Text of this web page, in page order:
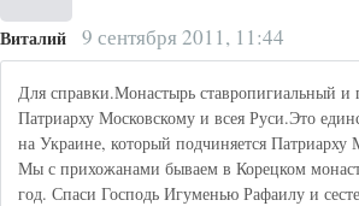
Виталий 9 сентября 2011, 11:44
Для справки.Монастырь ставропигиальный и
Патриарху Московскому и всея Руси.Это
на Украине, который подчиняется Патриарху
Мы с прихожанами бываем в Корецком
год. Спаси Господь Игуменью Рафаилу и